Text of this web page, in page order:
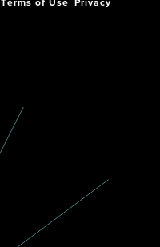
Terms of Use
Privacy